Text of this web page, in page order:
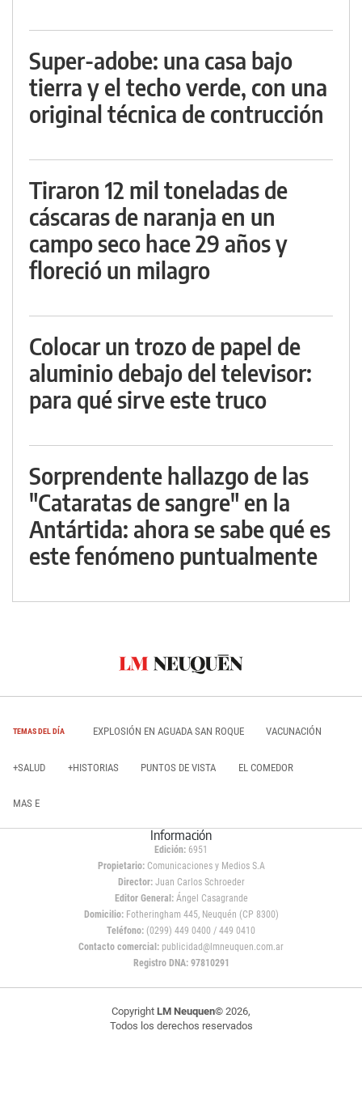
Super-adobe: una casa bajo
tierra y el techo verde, con una
original técnica de contrucción
Tiraron 12 mil toneladas de
cáscaras de naranja en un
campo seco hace 29 años y
floreció un milagro
Colocar un trozo de papel de
aluminio debajo del televisor:
para qué sirve este truco
Sorprendente hallazgo de las
"Cataratas de sangre" en la
Antártida: ahora se sabe qué es
este fenómeno puntualmente
TEMAS DEL DÍA EXPLOSIÓN EN AGUADA SAN ROQUE VACUNACIÓN
+SALUD +HISTORIAS PUNTOS DE VISTA EL COMEDOR
MAS E
Información
Edición: 6951
Propietario:Comunicaciones y Medios S.A
Director: Juan Carlos Schroeder
Editor General:Ángel Casagrande
Domicilio:Fotheringham 445, Neuquén (CP 8300)
Teléfono: (0299) 449 0400 / 449 0410
Contacto comercial: publicidad@lmneuquen.com.ar
Registro DNA: 97810291
Copyright LM Neuquen© 2026,
Todos los derechos reservados